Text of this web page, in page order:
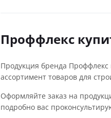
Проффлекс
Продукция бренда
ассортимент товаров для
Оформляйте заказ на
подробно вас